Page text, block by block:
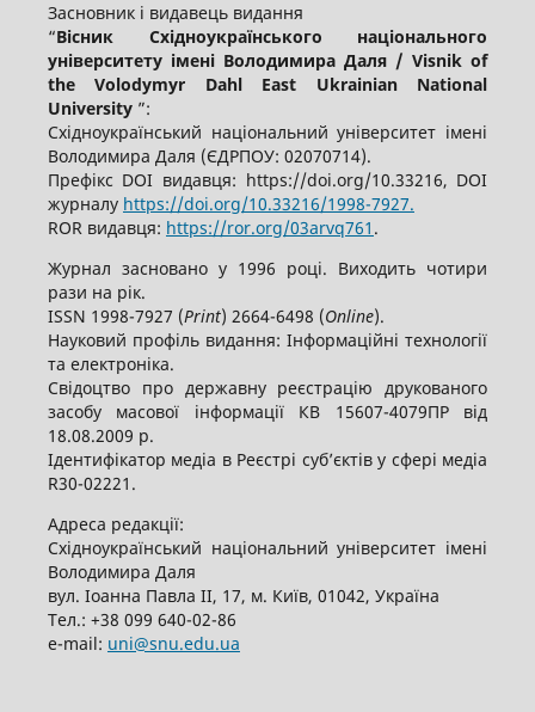
Засновник і видавець видання
“Вісник Східноукраїнського національного
університету імені Володимира Даля / Visnik of
the Volodymyr Dahl East Ukrainian National
University ”:
Східноукраїнський національний університет імені
Володимира Даля (ЄДРПОУ: 02070714).
Префікс DOI видавця: https://doi.org/10.33216, DOI
журналу https://doi.org/10.33216/1998-7927.
ROR видавця: https://ror.org/03arvq761 .
Журнал засновано у 1996 році. Виходить чотири
рази на рік.
ISSN 1998-7927 (Print) 2664-6498 (Online).
Науковий профіль видання: Інформаційні технології
та електроніка.
Свідоцтво про державну реєстрацію друкованого
засобу масової інформації КВ 15607-4079ПР від
18.08.2009 р.
Ідентифікатор медіа в Реєстрі суб’єктів у сфері медіа
R30-02221.
Адреса редакції:
Східноукраїнський національний університет імені
Володимира Даля
вул. Іоанна Павла ІІ, 17, м. Київ, 01042, Україна
Тел.: +38 099 640-02-86
е-mail: uni@snu.edu.ua